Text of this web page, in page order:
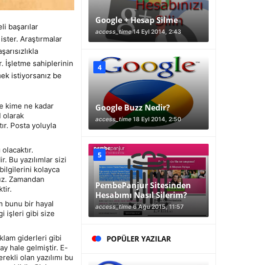
başarılar
Araştırmalar
İşletme sahiplerinin
istiyorsanız be
kime ne kadar
olarak
Posta yoluyla
Bu yazılımlar sizi
kolayca
Zamandan
bunu bir hayal
işleri gibi size
giderleri gibi
hale gelmiştir. E-
olan yazılımı bu
Google + Hesap Silme
access_time14 Eyl 2014, 2:43
Google Buzz Nedir?
access_time 18 Eyl 2014, 2:50
PembePanjur Sitesinden
Hesabımı Nasıl Silerim?
access_time6 Ağu 2015, 11:57
POPÜLER YAZILAR